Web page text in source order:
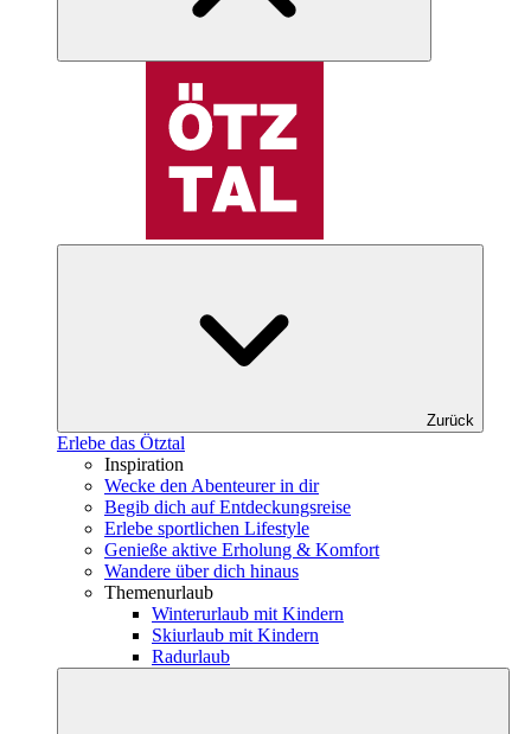
Zurück
Erlebe das Ötztal
Inspiration
Wecke den Abenteurer in dir
Begib dich auf Entdeckungsreise
Erlebe sportlichen Lifestyle
Genieße aktive Erholung & Komfort
Wandere über dich hinaus
Themenurlaub
Winterurlaub mit Kindern
Skiurlaub mit Kindern
Radurlaub